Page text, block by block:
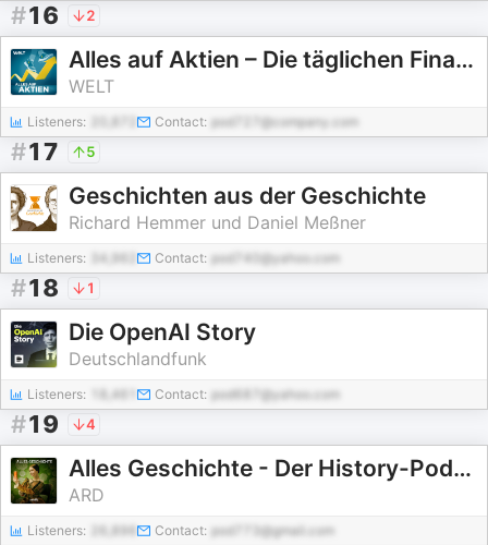
#16 2
Alles auf Aktien – Die täglichen Finanzen-News
WELT
Listeners: Contact: pod727@company.com
#17 5
Geschichten aus der Geschichte
Richard Hemmer und Daniel Meßner
Listeners: 34,962 Contact: pod740@yahoo.com
#18 1
Die OpenAI Story
Deutschlandfunk
Listeners: 18,461 Contact: pod687@yahoo.com
#19 4
Alles Geschichte - Der History-Podcast
ARD
Listeners: Contact: pod773@gmail.com